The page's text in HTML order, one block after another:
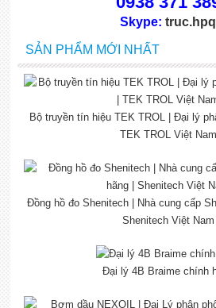
Skype:truc.hpq
SẢN PHẨM MỚI NHẤT
Bộ truyền tín hiệu TEK TROL | Đại lý
TEK TROL Việt Nam
Đồng hồ đo Shenitech | Nhà cung cấp
Shenitech Việt Nam
Đại lý 4B Braime chính